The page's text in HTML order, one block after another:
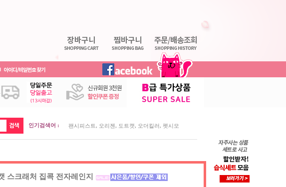
인기검색어 : 팬시피스트 오리젠 도트캣 오더킬러 펫시모
스크래처 집콕 전자레인지